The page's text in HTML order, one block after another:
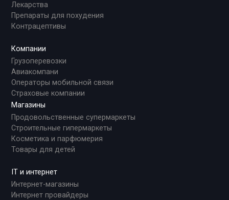
Лекарства
Препараты для похудения
Контрацептивы
Компании
Грузоперевозки
Авиакомпани
Операторы мобильной связи
Страховые компании
Магазины
Продовольственные супермаркеты
Строительные гипермаркеты
Косметика и парфюмерия
Товары для детей
IT и интернет
Интернет-магазины
Интернет провайдеры